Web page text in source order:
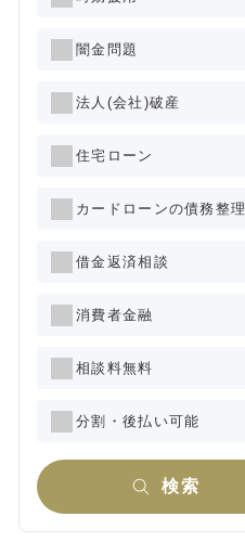
闇金問題
法人(会社)破産
住宅ローン
カードローンの債務整理
借金返済相談
消費者金融
相談料無料
分割・後払い可能
検索